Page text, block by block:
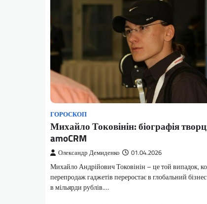
ГОРОСКОП
Михайло Токовінін: біографія
amoCRM
Олександр Демиденко 01.04.2026
Михайло Андрійович Токовінін – це той випадок,
перепродаж гаджетів переростає в глобальний
в мільярди рублів.…